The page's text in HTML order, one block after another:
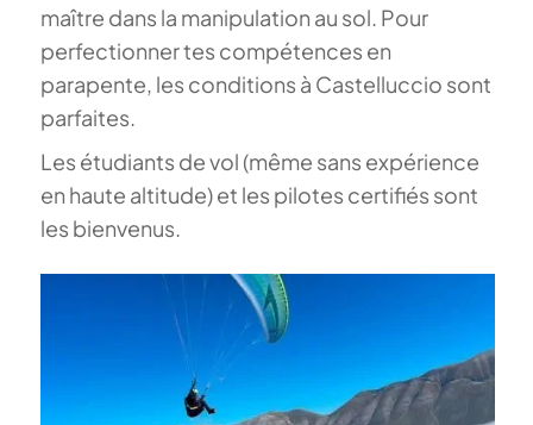
maître dans la manipulation au sol. Pour
perfectionner tes compétences en
parapente, les conditions à Castelluccio sont
parfaites.
Les étudiants de vol (même sans expérience
en haute altitude) et les pilotes certifiés sont
les bienvenus.